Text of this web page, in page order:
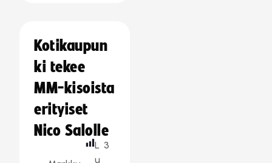
Kotikaupun
ki tekee
MM-kisoista
erityiset
Nico Salolle
L
u
3